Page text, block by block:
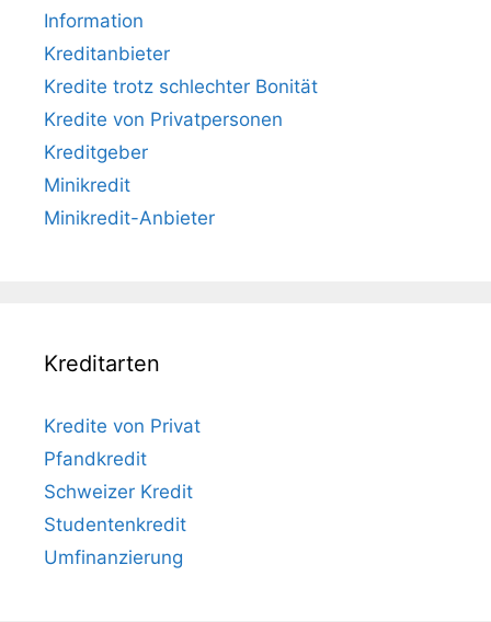
Information
Kreditanbieter
Kredite trotz schlechter Bonität
Kredite von Privatpersonen
Kreditgeber
Minikredit
Minikredit-Anbieter
Kreditarten
Kredite von Privat
Pfandkredit
Schweizer Kredit
Studentenkredit
Umfinanzierung